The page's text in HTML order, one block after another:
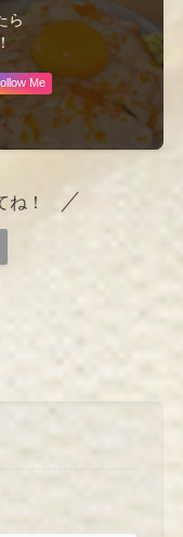
ら
Me
ね！